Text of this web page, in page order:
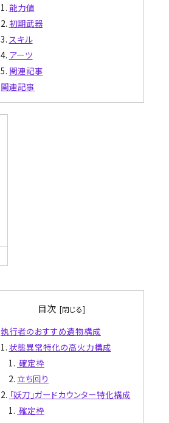
能力値
初期武器
スキル
アーツ
関連記事
関連記事
目次
執行者のおすすめ遺物構成
状態異常特化の高火力構成
確定枠
立ち回り
「妖刀」ガードカウンター特化構成
確定枠